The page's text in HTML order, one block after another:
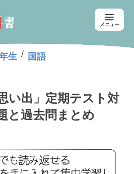
メニュー
生 / 国語
い出」定期テスト対
と過去問まとめ